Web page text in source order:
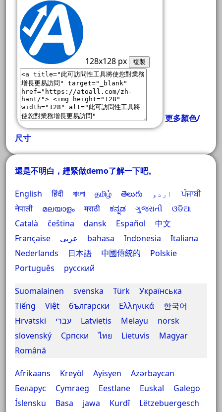
128x128 px 複製
更多顏色/
尺寸
還是不明白，趕緊做demo了解一下吧。
English हिंदी বাংলা தமிழ் తెలుగు اردو
ਪੰਜਾਬੀ
नेपाली
മലയാളം मराठी ಕನ್ನಡ ગુજરાતી
ଓଡିଆ
Català
čeština dansk Español
中文
Française
عربى bahasa Indonesia
Italiana
Nederlands
日本語 中國傳統的
Polskie
Português
русский
Suomalainen svenska Türk
Українська
Tiếng Việt
български Ελληνικά
한국어
Hrvatski
עברי Latvietis Melayu
norsk
slovenský
Српски ไทย Lietuvis
Magyar
Română
Afrikaans Kreyòl Ayisyen
Azərbaycan
Беларус
Cymraeg Eestlane Euskal
Galego
Íslensku
Basa jawa Kurdî
Lëtzebuergesch